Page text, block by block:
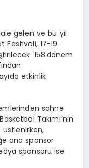
gelen ve bu yıl
Festivali, 17-19
158.dönem
etkinlik
sahne
Takımı’nın
ana sponsor
sponsoru ise